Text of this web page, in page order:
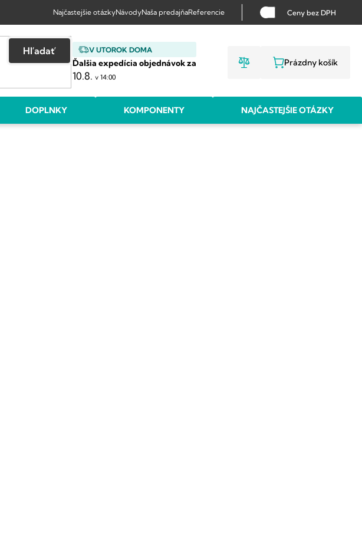
Najčastejšie otázkyNávodyNaša predajňaReferencie Ceny bez DPH
V UTOROK DOMA
Ďalšia expedícia objednávok za
10.8.v 14:00
Hľadať
NÁKUPNÝ
Prázdny košík
DOPLNKY KOMPONENTY NAJČASTEJŠIE OTÁZKY